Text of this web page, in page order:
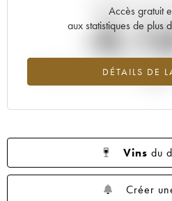
Accès gratuit
aux statistiques de plus
DÉTAILS DE
Tendance
-
Tendance à la baisse du
Vins du
Créer